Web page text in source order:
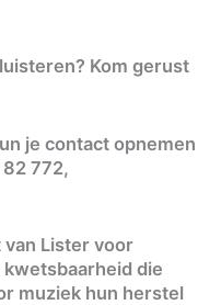
Kom gerust
je contact opnemen
772,
Lister voor
die
muziek hun herstel